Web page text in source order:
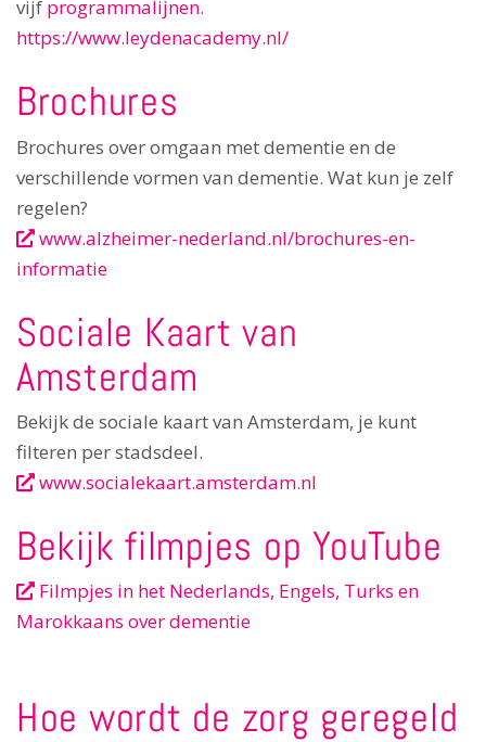
vijf programmalijnen.
https://www.leydenacademy.nl/
Brochures
Brochures over omgaan met dementie en de
verschillende vormen van dementie. Wat kun je zelf
regelen?
www.alzheimer-nederland.nl/brochures-en-
informatie
Sociale Kaart van
Amsterdam
Bekijk de sociale kaart van Amsterdam, je kunt
filteren per stadsdeel.
www.socialekaart.amsterdam.nl
Bekijk filmpjes op YouTube
Filmpjes in het Nederlands, Engels, Turks en
Marokkaans over dementie
Hoe wordt de zorg geregeld